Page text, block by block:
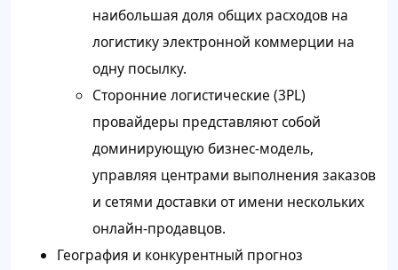
наибольшая доля общих расходов на
логистику электронной коммерции на
одну посылку.
Сторонние логистические (3PL)
провайдеры представляют собой
доминирующую бизнес-модель,
управляя центрами выполнения заказов
и сетями доставки от имени нескольких
онлайн-продавцов.
География и конкурентный прогноз